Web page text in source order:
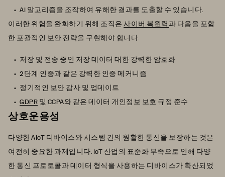
AI 알고리즘을 조작하여 유해한 결과를 도출할 수 있습니다.
이러한 위험을 완화하기 위해 조직은 사이버 복원력과 다음을 포함
한 포괄적인 보안 전략을 구현해야 합니다.
저장 및 전송 중인 저장 데이터 대한 강력한 암호화
2단계 인증과 같은 강력한 인증 메커니즘
정기적인 보안 감사 및 업데이트
GDPR 및 CCPA와 같은 데이터 개인정보 보호 규정 준수
상호운용성
다양한 AIoT 디바이스와 시스템 간의 원활한 통신을 보장하는 것은
여전히 중요한 과제입니다. IoT 산업의 표준화 부족으로 인해 다양
한 통신 프로토콜과 데이터 형식을 사용하는 디바이스가 확산되었